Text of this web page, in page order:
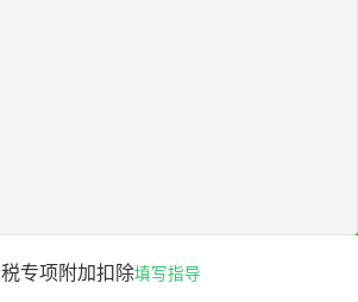
专项附加扣除填写指导